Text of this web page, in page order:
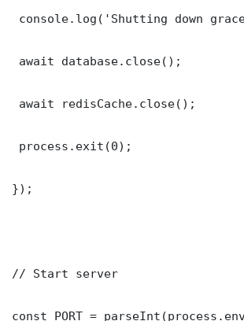
console.log('Shutting down
await database.close();
await redisCache.close();
process.exit(0);
});
// Start server
const PORT =